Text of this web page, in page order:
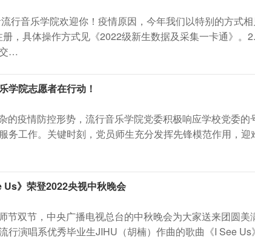
行音乐学院欢迎你！疫情原因，今年我们以特别的方式
册，具体操作方式见《2022级新生数据及采集一卡通》。
…
院志愿者在行动！
的疫情防控形势，流行音乐学院党委积极响应学校党委
务工作。关键时刻，党员师生充分发挥先锋模范作用，迎
》荣登2022央视中秋晚会
节双节，中央广播电视总台的中秋晚会为大家送来团圆
行演唱系优秀毕业生JIHU（胡楠）作曲的歌曲《I See